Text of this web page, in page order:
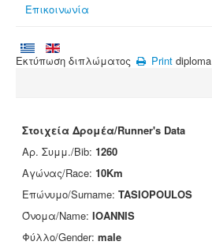
Επικοινωνία
Εκτύπωση διπλώματος Print diploma
Στοιχεία Δρομέα/Runner's Data
Αρ. Συμμ./Bib: 1260
Αγώνας/Race: 10Km
Επώνυμο/Surname: TASIOPOULOS
Όνομα/Name: IOANNIS
Φύλλο/Gender: male